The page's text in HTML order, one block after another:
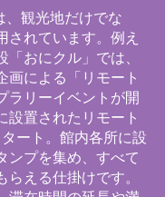
、観光地だけでな
されています。例え
おにクル」では、
画による「リモート
ラリーイベントが開
設置されたリモート
ート。館内各所に設
ンプを集め、すべて
える仕掛けです。